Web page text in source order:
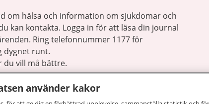
om hälsa och information om sjukdomar och
kan kontakta. Logga in för att läsa din journal
Ring telefonnummer 1177 för
dygnet runt.
du vill må bättre.
använder kakor